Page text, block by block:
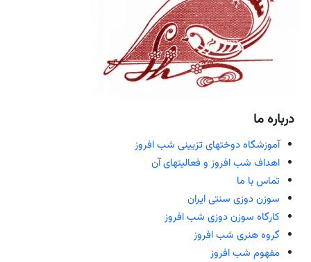
درباره ما
آموزشگاه دوختهای تزیینی شب افروز
اهداف شب افروز و فعالیتهای آن
تماس با ما
سوزن دوزی سنتی ایران
کارگاه سوزن دوزی شب افروز
گروه هنری شب افروز
مفهوم شب افروز